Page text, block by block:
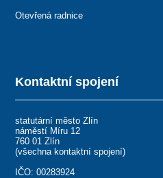
Kontaktní spojení
statutární město Zlín
náměstí Míru 12
760 01 Zlín
(všechna kontaktní spojení)
IČO: 00283924
Otevřená radnice